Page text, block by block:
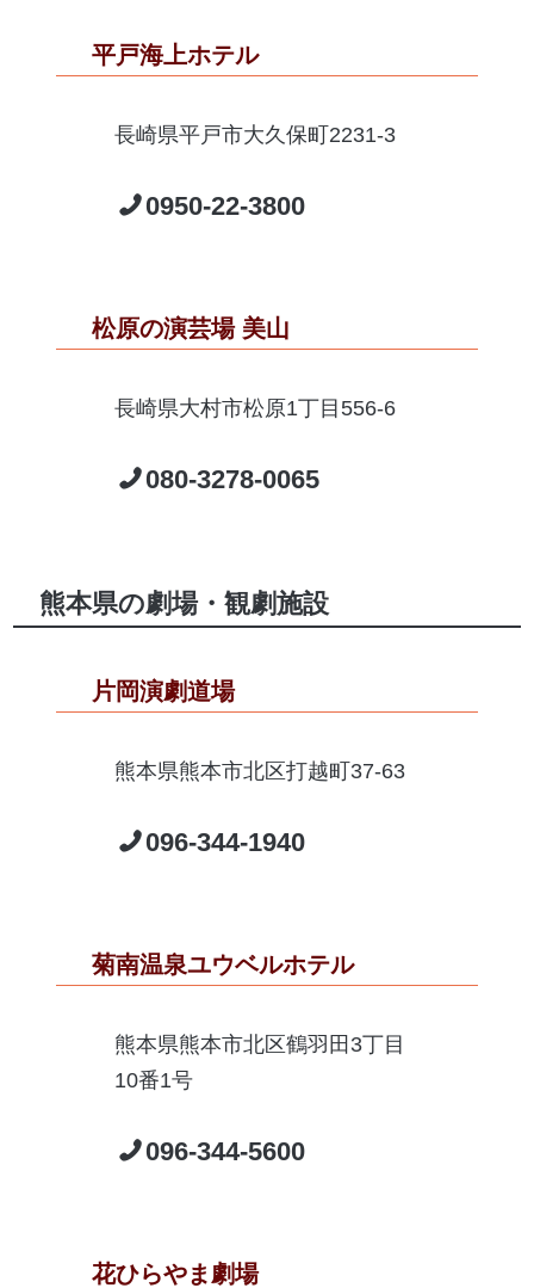
平戸海上ホテル
長崎県平戸市大久保町2231-3
0950-22-3800
松原の演芸場 美山
長崎県大村市松原1丁目556-6
080-3278-0065
熊本県の劇場・観劇施設
片岡演劇道場
熊本県熊本市北区打越町37-63
096-344-1940
菊南温泉ユウベルホテル
熊本県熊本市北区鶴羽田3丁目
10番1号
096-344-5600
花ひらやま劇場